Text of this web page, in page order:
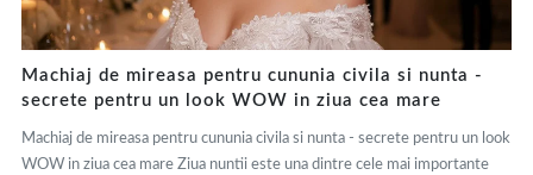
Machiaj de mireasa pentru cununia civila si nunta -
secrete pentru un look WOW in ziua cea mare
Machiaj de mireasa pentru cununia civila si nunta - secrete pentru un look
WOW in ziua cea mare Ziua nuntii este una dintre cele mai importante